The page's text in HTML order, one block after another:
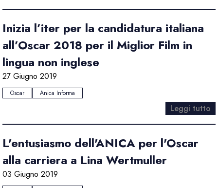
Inizia l’iter per la candidatura italiana
all’Oscar 2018 per il Miglior Film in
lingua non inglese
27 Giugno 2019
Oscar Anica Informa
Leggi tutto
L'entusiasmo dell'ANICA per l'Oscar
alla carriera a Lina Wertmuller
03 Giugno 2019